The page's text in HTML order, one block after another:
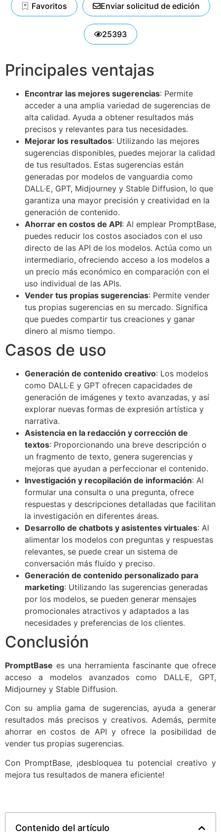
Favoritos Enviar solicitud de edición
25393
Principales ventajas
Encontrar las mejores sugerencias: Permite
acceder a una amplia variedad de sugerencias de
alta calidad. Ayuda a obtener resultados más
precisos y relevantes para tus necesidades.
Mejorar los resultados: Utilizando las mejores
sugerencias disponibles, puedes mejorar la calidad
de tus resultados. Estas sugerencias están
generadas por modelos de vanguardia como
DALL·E, GPT, Midjourney y Stable Diffusion, lo que
garantiza una mayor precisión y creatividad en la
generación de contenido.
Ahorrar en costos de API: Al emplear PromptBase,
puedes reducir los costos asociados con el uso
directo de las API de los modelos. Actúa como un
intermediario, ofreciendo acceso a los modelos a
un precio más económico en comparación con el
uso individual de las APIs.
Vender tus propias sugerencias: Permite vender
tus propias sugerencias en su mercado. Significa
que puedes compartir tus creaciones y ganar
dinero al mismo tiempo.
Casos de uso
Generación de contenido creativo: Los modelos
como DALL·E y GPT ofrecen capacidades de
generación de imágenes y texto avanzadas, y así
explorar nuevas formas de expresión artística y
narrativa.
Asistencia en la redacción y corrección de
textos: Proporcionando una breve descripción o
un fragmento de texto, genera sugerencias y
mejoras que ayudan a perfeccionar el contenido.
Investigación y recopilación de información: Al
formular una consulta o una pregunta, ofrece
respuestas y descripciones detalladas que facilitan
la investigación en diferentes áreas.
Desarrollo de chatbots y asistentes virtuales: Al
alimentar los modelos con preguntas y respuestas
relevantes, se puede crear un sistema de
conversación más fluido y preciso.
Generación de contenido personalizado para
marketing: Utilizando las sugerencias generadas
por los modelos, se pueden generar mensajes
promocionales atractivos y adaptados a las
necesidades y preferencias de los clientes.
Conclusión
PromptBase es una herramienta fascinante que ofrece
acceso a modelos avanzados como DALL·E, GPT,
Midjourney y Stable Diffusion.
Con su amplia gama de sugerencias, ayuda a generar
resultados más precisos y creativos. Además, permite
ahorrar en costos de API y ofrece la posibilidad de
vender tus propias sugerencias.
Con PromptBase, ¡desbloquea tu potencial creativo y
mejora tus resultados de manera eficiente!
Contenido del artículo